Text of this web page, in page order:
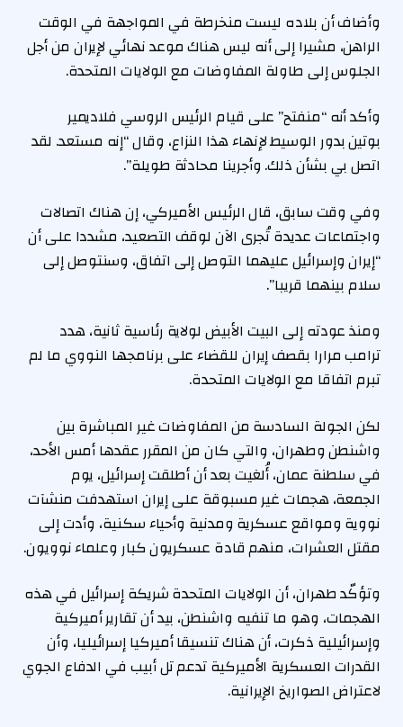
وأضاف أن بلاده ليست منخرطة في المواجهة في الوقت
الراهن، مشيرا إلى أنه ليس هناك موعد نهائي لإيران من أجل
الجلوس إلى طاولة المفاوضات مع الولايات المتحدة.
وأكد أنه “منفتح” على قيام الرئيس الروسي فلاديمير
بوتين بدور الوسيط لإنهاء هذا النزاع، وقال “إنه مستعد. لقد
اتصل بي بشأن ذلك. وأجرينا محادثة طويلة”.
وفي وقت سابق، قال الرئيس الأميركي، إن هناك اتصالات
واجتماعات عديدة تُجرى الآن لوقف التصعيد، مشددا على أن
“إيران وإسرائيل عليهما التوصل إلى اتفاق، وسنتوصل إلى
سلام بينهما قريبا”.
ومنذ عودته إلى البيت الأبيض لولاية رئاسية ثانية، هدد
ترامب مرارا بقصف إيران للقضاء على برنامجها النووي ما لم
تبرم اتفاقا مع الولايات المتحدة.
لكن الجولة السادسة من المفاوضات غير المباشرة بين
واشنطن وطهران، والتي كان من المقرر عقدها أمس الأحد،
في سلطنة عمان، أُلغيت بعد أن أطلقت إسرائيل، يوم
الجمعة، هجمات غير مسبوقة على إيران استهدفت منشآت
نووية ومواقع عسكرية ومدنية وأحياء سكنية، وأدت إلى
مقتل العشرات، منهم قادة عسكريون كبار وعلماء نوويون.
وتؤكّد طهران، أن الولايات المتحدة شريكة إسرائيل في هذه
الهجمات، وهو ما تنفيه واشنطن، بيد أن تقارير أميركية
وإسرائيلية ذكرت، أن هناك تنسيقا أميركيا إسرائيليا، وأن
القدرات العسكرية الأميركية تدعم تل أبيب في الدفاع الجوي
لاعتراض الصواريخ الإيرانية.